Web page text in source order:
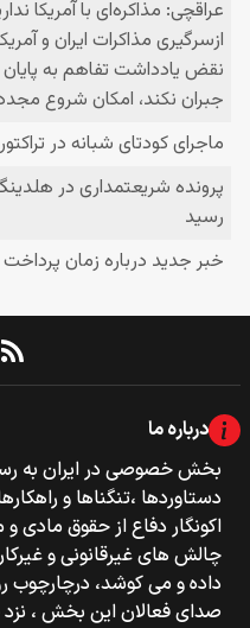
درباره ما
بخش خصوصی‌‌ در ایران به
دستاوردها ،تنگناها و
اکونگار دفاع از حقوق
چالش های غیرقانونی و
داده و می کوشد، درچارچوب
صدای فعالان این بخش ،